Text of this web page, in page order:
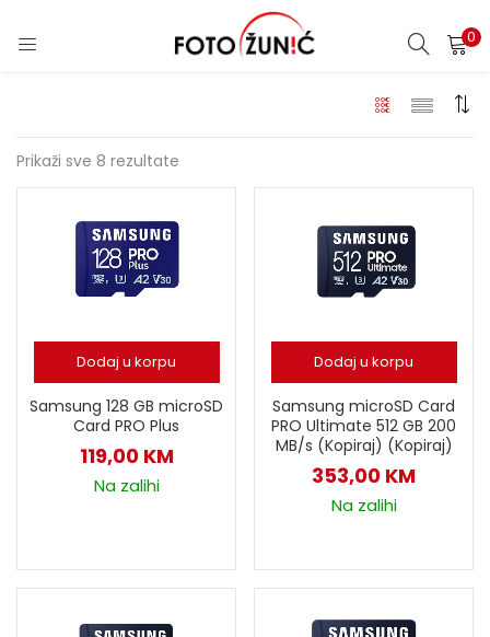
0
Prikaži sve 8 rezultate
Dodaj u korpu
Samsung 128 GB microSD
Card PRO Plus
119,00 KM
Na zalihi
Dodaj u korpu
Samsung microSD Card
PRO Ultimate 512 GB 200
MB/s (Kopiraj) (Kopiraj)
353,00 KM
Na zalihi